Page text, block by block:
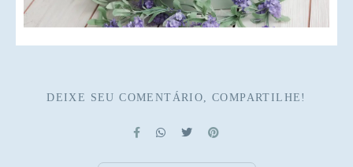
DEIXE SEU COMENTÁRIO, COMPARTILHE!